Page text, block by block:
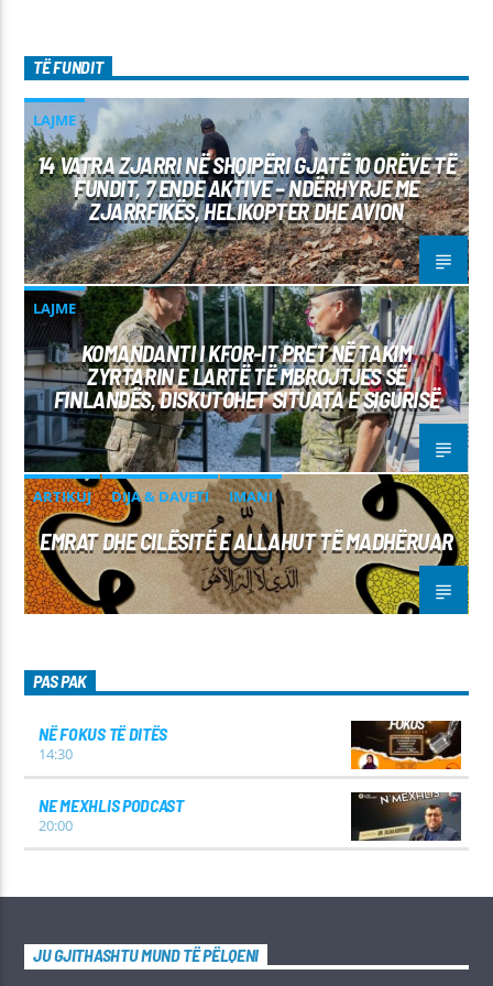
TË FUNDIT
LAJME
14 VATRA ZJARRI NË SHQIPËRI GJATË 10 ORËVE TË
FUNDIT, 7 ENDE AKTIVE – NDËRHYRJE ME
ZJARRFIKËS, HELIKOPTER DHE AVION
LAJME
KOMANDANTI I KFOR-IT PRET NË TAKIM
ZYRTARIN E LARTË TË MBROJTJES SË
FINLANDËS, DISKUTOHET SITUATA E SIGURISË
ARTIKUJ DIJA & DAVETI IMANI
EMRAT DHE CILËSITË E ALLAHUT TË MADHËRUAR
PAS PAK
NË FOKUS TË DITËS
14:30
NE MEXHLIS PODCAST
20:00
JU GJITHASHTU MUND TË PËLQENI